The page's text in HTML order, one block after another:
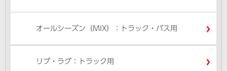
オールシーズン（MIX）：トラック・バス用
リブ・ラグ：トラック用